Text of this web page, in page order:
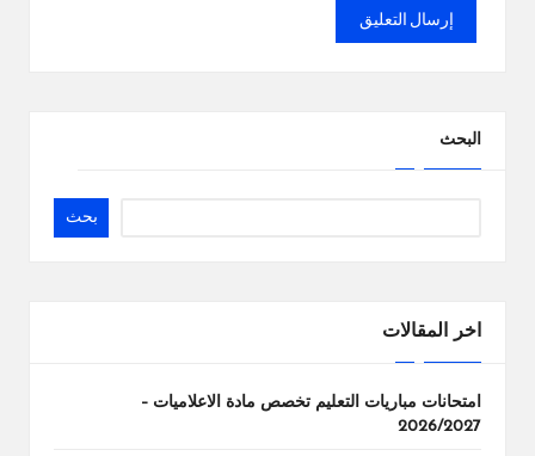
البحث
بحث
اخر المقالات
امتحانات مباريات التعليم تخصص مادة الاعلاميات –
2026/2027